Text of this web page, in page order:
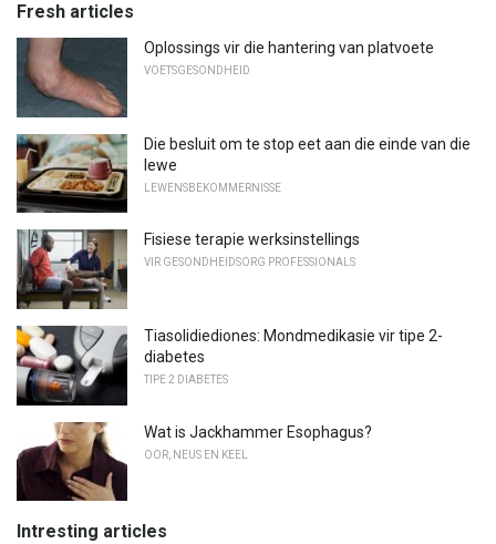
Fresh articles
Oplossings vir die hantering van platvoete
VOETSGESONDHEID
Die besluit om te stop eet aan die einde van die
lewe
LEWENSBEKOMMERNISSE
Fisiese terapie werksinstellings
VIR GESONDHEIDSORG PROFESSIONALS
Tiasolidiediones: Mondmedikasie vir tipe 2-
diabetes
TIPE 2 DIABETES
Wat is Jackhammer Esophagus?
OOR, NEUS EN KEEL
Intresting articles